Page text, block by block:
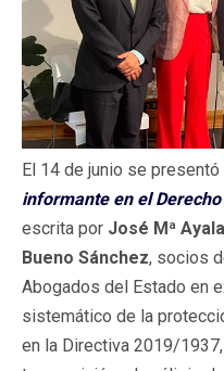
El 14 de junio se presentó
informante en el
escrita por José Mª
Bueno Sánchez, socios
Abogados del Estado en
sistemático de la
en la Directiva 2019/